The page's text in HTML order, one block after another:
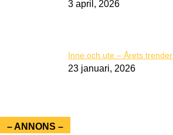
3 april, 2026
Inne och ute – Årets trender
23 januari, 2026
– ANNONS –